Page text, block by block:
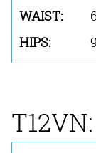
T12VN: